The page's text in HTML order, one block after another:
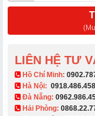
LIÊN HỆ TƯ
​ Hồ Chí Minh:
Hà Nội: 0918.486.458
Đà Nẵng:
Hải Phòng: